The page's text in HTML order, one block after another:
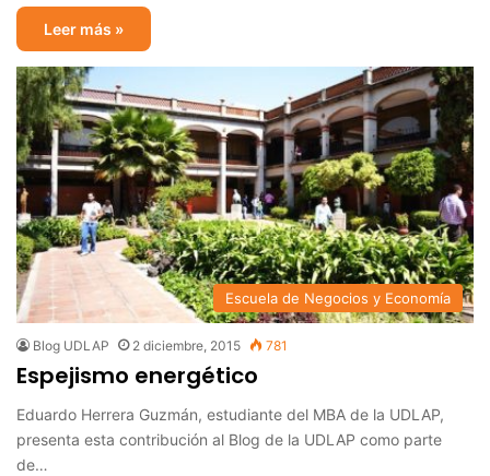
Leer más »
Escuela de Negocios y Economía
Blog UDLAP 2 diciembre, 2015 781
Espejismo energético
Eduardo Herrera Guzmán, estudiante del MBA de la UDLAP,
presenta esta contribución al Blog de la UDLAP como parte
de…